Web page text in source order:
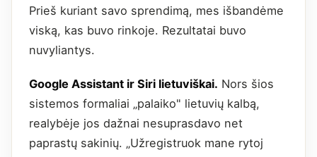
Prieš kuriant savo sprendimą, mes išbandėme
viską, kas buvo rinkoje. Rezultatai buvo
nuvyliantys.
Google Assistant ir Siri lietuviškai. Nors šios
sistemos formaliai „palaiko" lietuvių kalbą,
realybėje jos dažnai nesuprasdavo net
paprastų sakinių. „Užregistruok mane rytoj